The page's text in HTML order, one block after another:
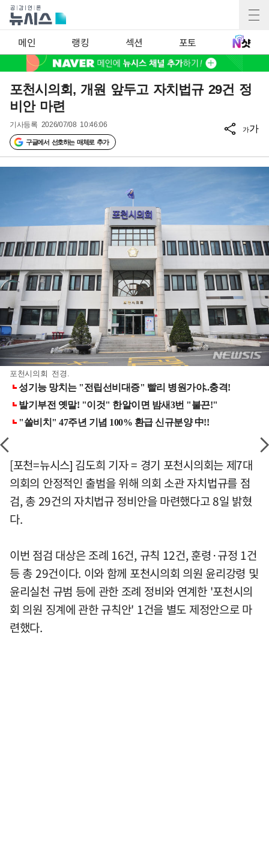
메인 랭킹 섹션 포토
포천시의회, 개원 앞두고 자치법규 29건 정
비안 마련
기사등록 2026/07/08 10:46:06
구글에서 선호하는 매체로 추가
가가
포천시의회 전경.
[포천=뉴시스] 김도희 기자 = 경기 포천시의회는 제7대
의회의 안정적인 출범을 위해 의회 소관 자치법규를 점
검, 총 29건의 자치법규 정비안을 마련했다고 8일 밝혔
다.
이번 점검 대상은 조례 16건, 규칙 12건, 훈령·규정 1건
등 총 29건이다. 이와 함께 포천시의회 의원 윤리강령 및
윤리실천 규범 등에 관한 조례 정비와 연계한 '포천시의
회 의원 징계에 관한 규칙안' 1건을 별도 제정안으로 마
련했다.